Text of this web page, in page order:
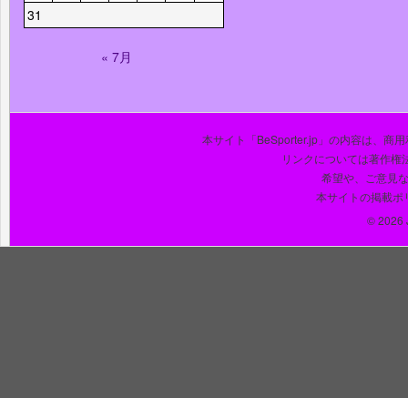
31
« 7月
本サイト「BeSporter.jp」の内容は、商
リンクについては著作権
希望や、ご意見
本サイトの掲載ポ
© 2026